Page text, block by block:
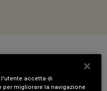
l'utente accetta di
migliorare la navigazione